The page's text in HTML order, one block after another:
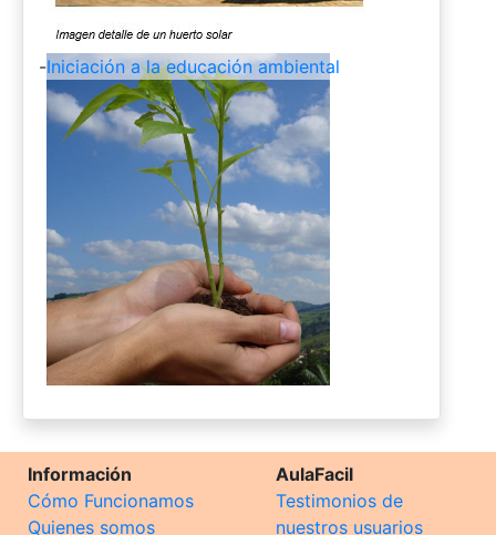
-Iniciación a la educación ambiental
Información
Cómo Funcionamos
Quienes somos
AulaFacil
Testimonios de
nuestros usuarios